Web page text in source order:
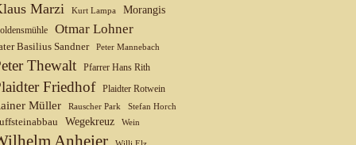
Marzi Kurt Lampa Morangis
Otmar Lohner
Basilius Sandner Peter Mannebach
Thewalt Pfarrer Hans Rith
Friedhof Plaidter Rotwein
Müller Rauscher Park Stefan Horch
Wegekreuz Wein
Anheier